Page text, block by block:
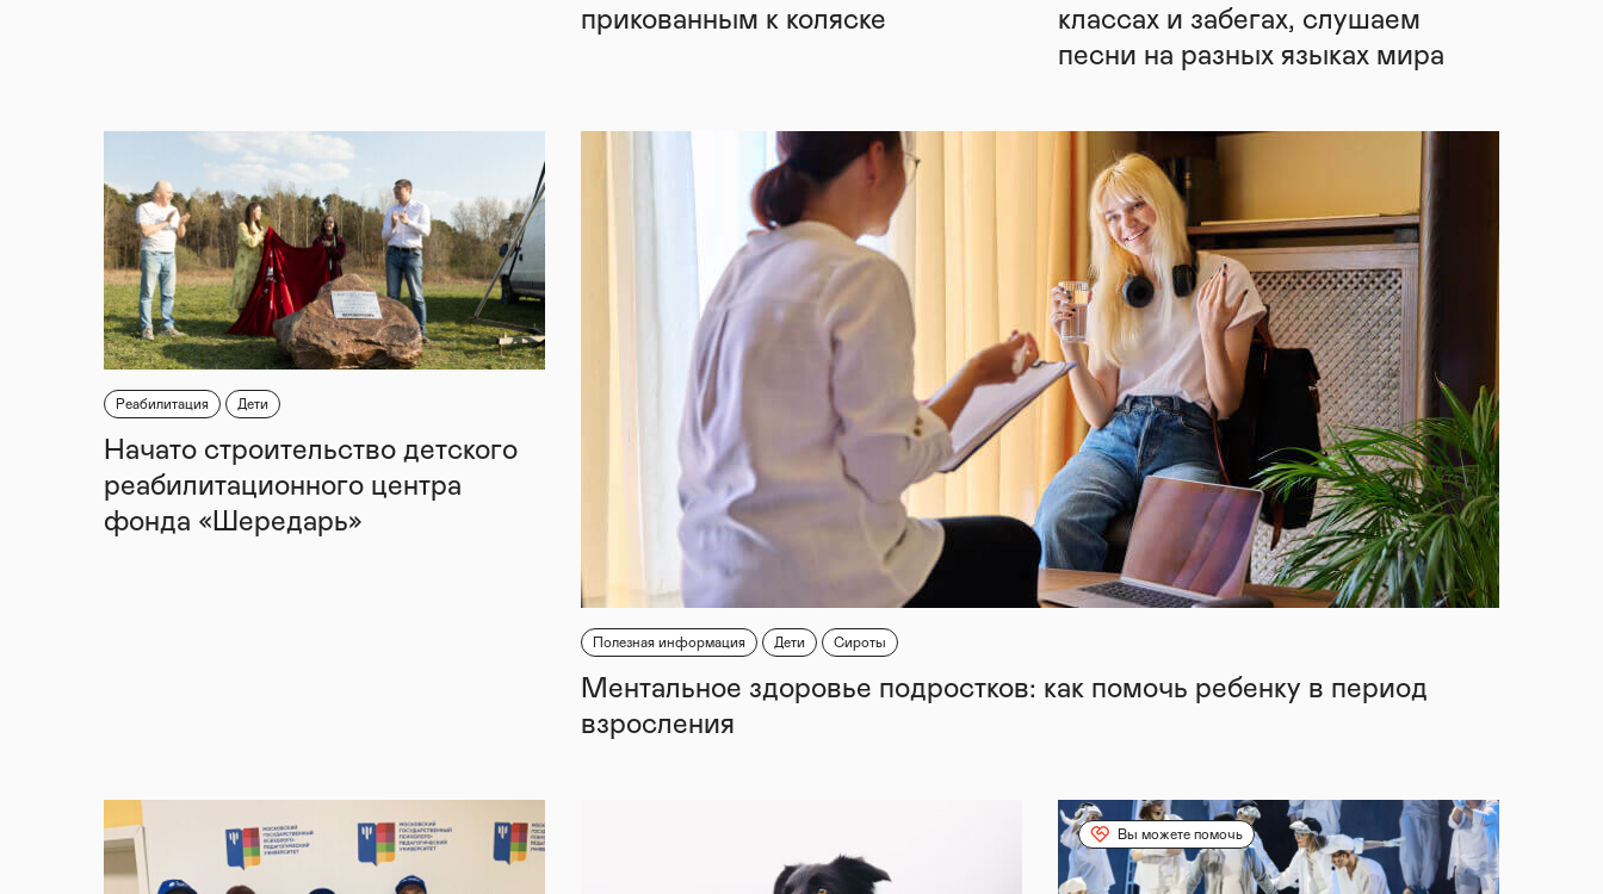
прикованным к коляске
классах и забегах, слушаем
песни на разных языках мира
Реабилитация Дети
Начато строительство детского
реабилитационного центра
фонда «Шередарь»
Полезная информация Дети Сироты
Ментальное здоровье подростков: как помочь ребенку в период
взросления
Вы можете помочь